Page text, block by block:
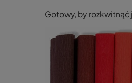
Gotowy, by